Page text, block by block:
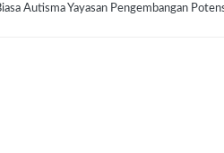
Autisma Yayasan Pengembangan